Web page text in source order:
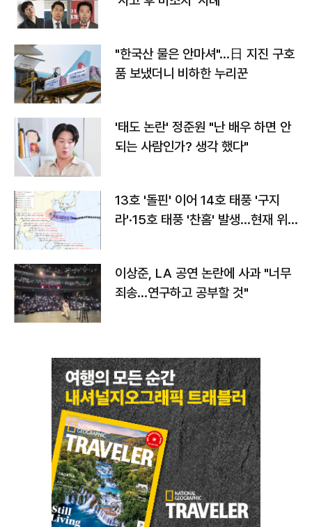
"한국산 물은 안마셔"…日 지진 구호
품 보냈더니 비하한 누리꾼
'태도 논란' 정준원 "난 배우 하면 안
되는 사람인가? 생각 했다"
13호 '돌핀' 이어 14호 태풍 '구지
라'·15호 태풍 '찬홈' 발생…현재 위
이상준, LA 공연 논란에 사과 "너무
죄송…연구하고 공부할 것"